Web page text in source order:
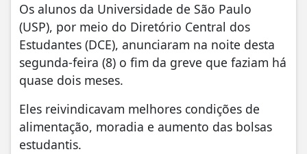
Os alunos da Universidade de São Paulo
(USP), por meio do Diretório Central dos
Estudantes (DCE), anunciaram na noite desta
segunda-feira (8) o fim da greve que faziam há
quase dois meses.
Eles reivindicavam melhores condições de
alimentação, moradia e aumento das bolsas
estudantis.